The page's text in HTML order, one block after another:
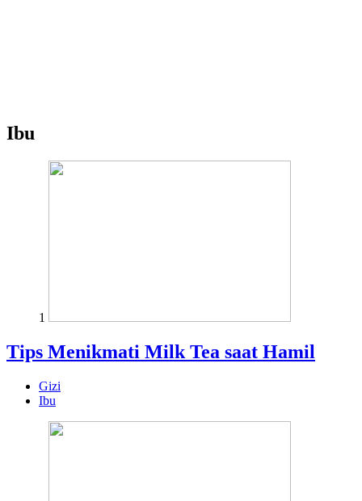
Ibu
1
Tips Menikmati Milk Tea saat Hamil
Gizi
Ibu